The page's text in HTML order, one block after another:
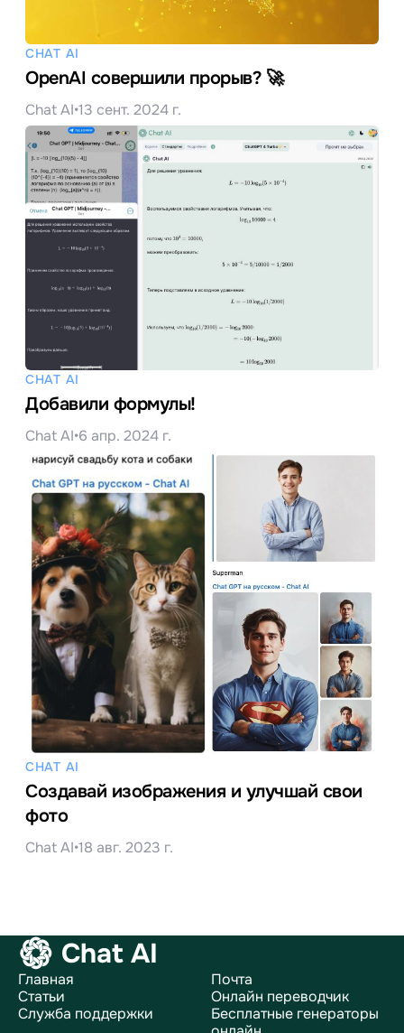
CHAT AI
OpenAI совершили прорыв? 🚀
Chat AI•13 сент. 2024 г.
CHAT AI
Добавили формулы!
Chat AI•6 апр. 2024 г.
CHAT AI
Создавай изображения и улучшай свои
фото
Chat AI•18 авг. 2023 г.
Chat AI
Главная
Статьи
Служба поддержки
Почта
Онлайн переводчик
Бесплатные генераторы